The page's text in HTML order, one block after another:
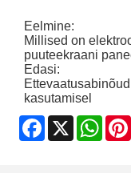
Eelmine:
Millised on
puuteekraani
Edasi:
kasutamisel
Facebook
X